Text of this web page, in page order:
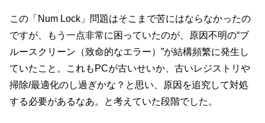
この「Num Lock」問題はそこまで苦にはならなかったの
ですが、もう一点非常に困っていたのが、原因不明の“ブ
ルースクリーン（致命的なエラー）”が結構頻繁に発生し
ていたこと。これもPCが古いせいか、古いレジストリや
掃除/最適化のし過ぎかな？と思い、原因を追究して対処
する必要があるなあ。と考えていた段階でした。